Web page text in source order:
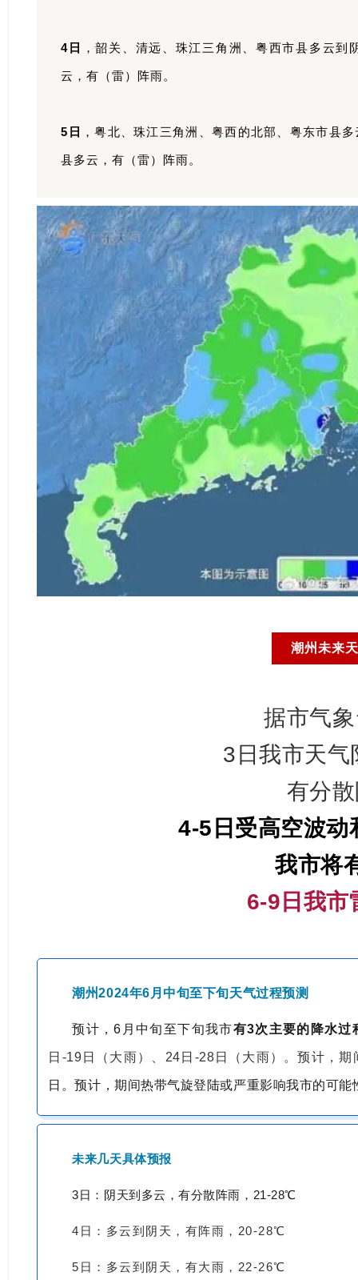
4日 ，韶关、清远、珠江三角洲、粤西市县多云
云，有（雷）阵雨。
5日 ，粤北、珠江三角洲、粤西的北部、粤东市县
县多云，有（雷）阵雨。
潮州未来
据市气
3日我市天气
有分
4-5日受高空波动
我市将
6-9日我市
潮州2024年6月中旬至下旬天气过程预测
预计，6月中旬至下旬我市有3次主要的降水过
日-19日（大雨）、24日-28日（大雨）。预计，期
日。预计，期间热带气旋登陆或严重影响我市的可能
未来几天具体预报
3日：阴天到多云，有分散阵雨，21-28℃
4日：多云到阴天，有阵雨，20-28℃
5日：多云到阴天，有大雨，22-26℃